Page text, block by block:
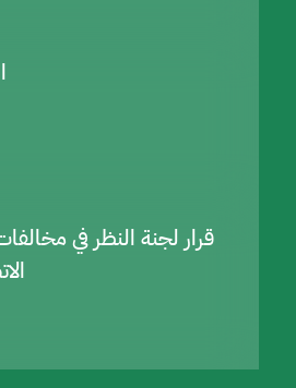
قرار لجنة النظر في